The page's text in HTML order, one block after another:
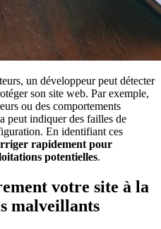
un développeur peut détecter
son site web. Par exemple,
ou des comportements
peut indiquer des failles de
En identifiant ces
rapidement pour
potentielles.
votre site à la
malveillants